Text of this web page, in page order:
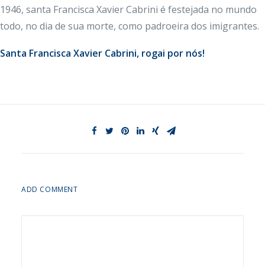
1946, santa Francisca Xavier Cabrini é festejada no mundo
todo, no dia de sua morte, como padroeira dos imigrantes.
Santa Francisca Xavier Cabrini, rogai por nós!
ADD COMMENT